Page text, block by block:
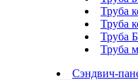
Труба
Труба
Труба
Труба
Сэндвич-